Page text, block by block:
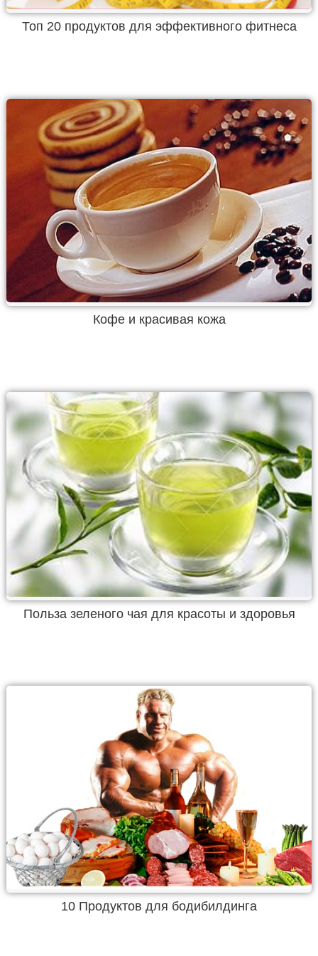
Топ 20 продуктов для эффективного фитнеса
Кофе и красивая кожа
Польза зеленого чая для красоты и здоровья
10 Продуктов для бодибилдинга